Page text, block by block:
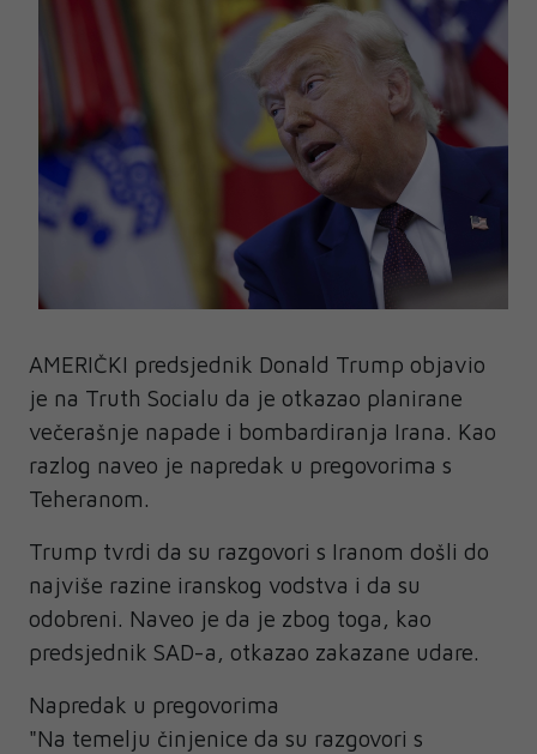
AMERIČKI predsjednik Donald Trump objavio
je na Truth Socialu da je otkazao planirane
večerašnje napade i bombardiranja Irana. Kao
razlog naveo je napredak u pregovorima s
Teheranom.
Trump tvrdi da su razgovori s Iranom došli do
najviše razine iranskog vodstva i da su
odobreni. Naveo je da je zbog toga, kao
predsjednik SAD-a, otkazao zakazane udare.
Napredak u pregovorima
"Na temelju činjenice da su razgovori s